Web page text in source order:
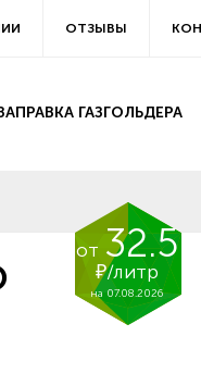
ОТЗЫВЫ
ГАЗГОЛЬДЕРА
от 32.5
₽/литр
на 07.08.2026